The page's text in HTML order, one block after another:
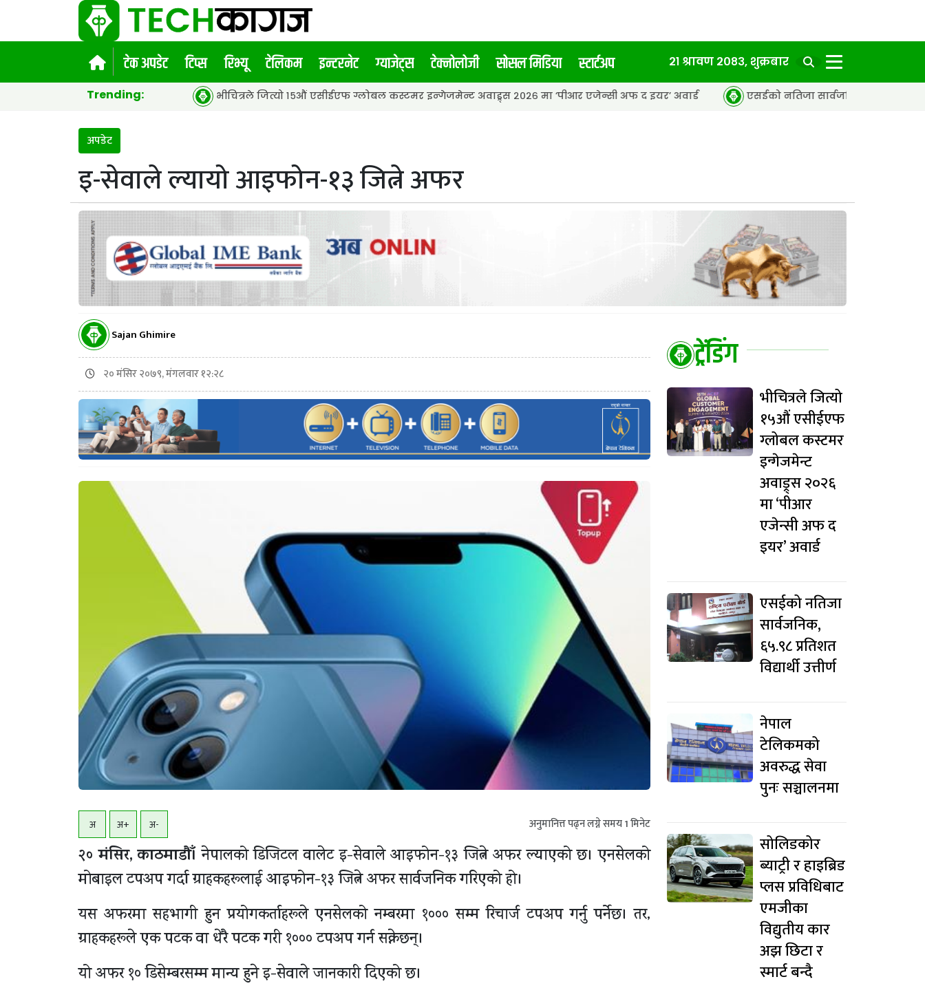
टेक अपडेट टिप्स रिभ्यू टेलिकम इन्टरनेट ग्याजेट्स टेक्नोलोजी सोसल मिडिया स्टार्टअप २१ श्रावण २०८३, शुक्रबार
Trending: भीचित्रले जित्यो १५औं एसीईएफ ग्लोबल कस्टमर इन्गेजमेन्ट अवाड्र्स २०२६ मा ‘पीआर एजेन्सी अफ द इयर’ अवार्ड एसईको नतिजा सार्वजनिक, ६५.९८ प्रतिशत विद्यार्थी
अपडेट
इ-सेवाले ल्यायो आइफोन-१३ जित्ने अफर
Sajan Ghimire
२० मंसिर २०७९, मंगलवार १२:२८
अ अ+ अ- अनुमानित्त पढ्न लग्ने समय1मिनेट
२० मंसिर, काठमाडाैँ। नेपालको डिजिटल वालेट इ-सेवाले आइफोन-१३ जित्ने अफर ल्याएको छ। एनसेलको
मोबाइल टपअप गर्दा ग्राहकहरूलाई आइफोन-१३ जित्ने अफर सार्वजनिक गरिएको हो।
यस अफरमा सहभागी हुन प्रयोगकर्ताहरूले एनसेलको नम्बरमा १००० सम्म रिचार्ज टपअप गर्नु पर्नेछ। तर,
ग्राहकहरूले एक पटक वा धेरै पटक गरी १००० टपअप गर्न सक्नेछन्।
यो अफर १० डिसेम्बरसम्म मान्य हुने इ-सेवाले जानकारी दिएको छ।
ट्रेंडिंग
भीचित्रले जित्यो
१५औं एसीईएफ
ग्लोबल कस्टमर
इन्गेजमेन्ट
अवाड्र्स २०२६
मा ‘पीआर
एजेन्सी अफ द
इयर’ अवार्ड
एसईको नतिजा
सार्वजनिक,
६५.९८ प्रतिशत
विद्यार्थी उत्तीर्ण
नेपाल
टेलिकमको
अवरुद्ध सेवा
पुनः सञ्चालनमा
सोलिडकोर
ब्याट्री र हाइब्रिड
प्लस प्रविधिबाट
एमजीका
विद्युतीय कार
अझ छिटा र
स्मार्ट बन्दै